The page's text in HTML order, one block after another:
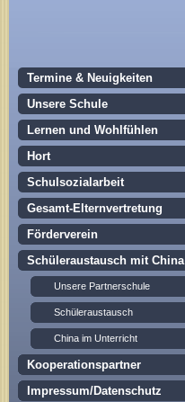
Termine & Neuigkeiten
Unsere Schule
Lernen und Wohlfühlen
Hort
Schulsozialarbeit
Gesamt-Elternvertretung
Förderverein
Schüleraustausch mit China
Unsere Partnerschule
Schüleraustausch
China im Unterricht
Kooperationspartner
Impressum/Datenschutz